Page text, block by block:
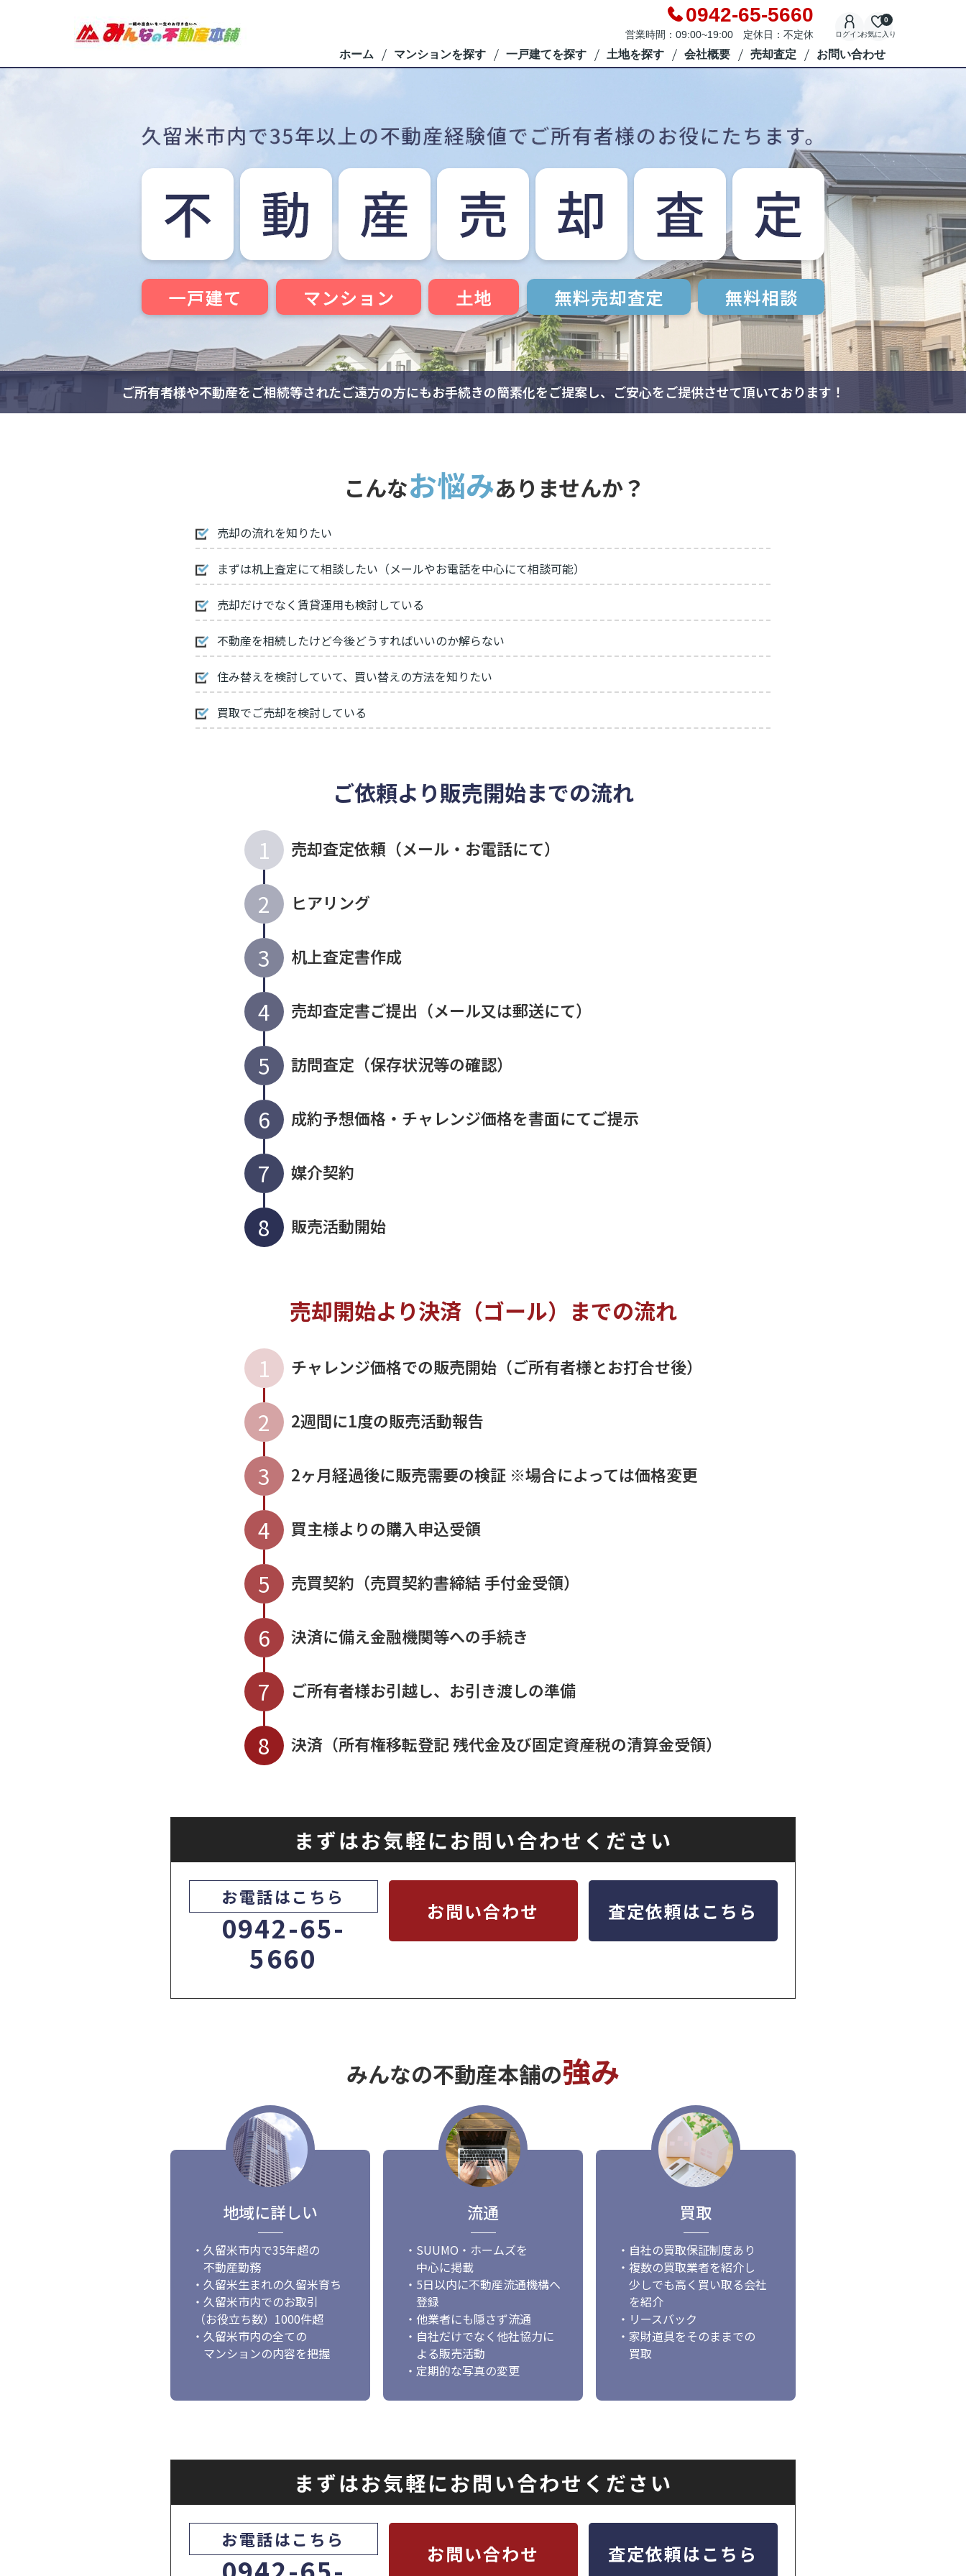
0942-65-5660
営業時間：09:00~19:00 定休日：不定休 ログインお気に入り
0
ホーム マンションを探す 一戸建てを探す 土地を探す 会社概要 売却査定 お問い合わせ
ご所有者様や不動産をご相続等されたご遠方の方にもお手続きの簡素化をご提案し、ご安心をご提供させて頂いております！
こんなお悩みありませんか？
売却の流れを知りたい
まずは机上査定にて相談したい（メールやお電話を中心にて相談可能）
売却だけでなく賃貸運用も検討している
不動産を相続したけど今後どうすればいいのか解らない
住み替えを検討していて、買い替えの方法を知りたい
買取でご売却を検討している
ご依頼より販売開始までの流れ
1
売却査定依頼（メール・お電話にて）
2 ヒアリング
3 机上査定書作成
4 売却査定書ご提出（メール又は郵送にて）
5 訪問査定（保存状況等の確認）
6 成約予想価格・チャレンジ価格を書面にてご提示
7 媒介契約
8 販売活動開始
売却開始より決済（ゴール）までの流れ
1
チャレンジ価格での販売開始（ご所有者様とお打合せ後）
2 2週間に1度の販売活動報告
3 2ヶ月経過後に販売需要の検証 ※場合によっては価格変更
4 買主様よりの購入申込受領
5 売買契約（売買契約書締結 手付金受領）
6 決済に備え金融機関等への手続き
7 ご所有者様お引越し、お引き渡しの準備
8 決済（所有権移転登記 残代金及び固定資産税の清算金受領）
まずはお気軽にお問い合わせください
お電話はこちら
0942-65-
5660
お問い合わせ 査定依頼はこちら
みんなの不動産本舗の強み
地域に詳しい
・久留米市内で35年超の
不動産勤務
・久留米生まれの久留米育ち
・久留米市内でのお取引
（お役立ち数）1000件超
・久留米市内の全ての
マンションの内容を把握
流通
・SUUMO・ホームズを
中心に掲載
・5日以内に不動産流通機構へ
登録
・他業者にも隠さず流通
・自社だけでなく他社協力に
よる販売活動
・定期的な写真の変更
買取
・自社の買取保証制度あり
・複数の買取業者を紹介し
少しでも高く買い取る会社
を紹介
・リースバック
・家財道具をそのままでの
買取
まずはお気軽にお問い合わせください
お電話はこちら
お問い合わせ 査定依頼はこちら